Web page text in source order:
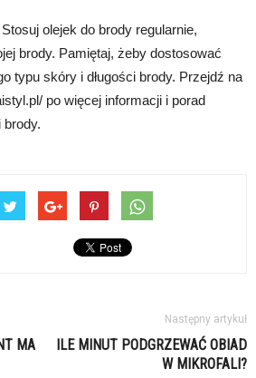
olejek do brody regularnie,
brody. Pamiętaj, żeby dostosować
typu skóry i długości brody. Przejdź na
po więcej informacji i porad
MA
Następny artykuł
ILE MINUT PODGRZEWAĆ OBIAD
W MIKROFALI?